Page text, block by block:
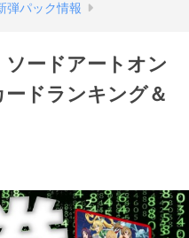
弾パック情報
ソードアートオン
ドランキング＆